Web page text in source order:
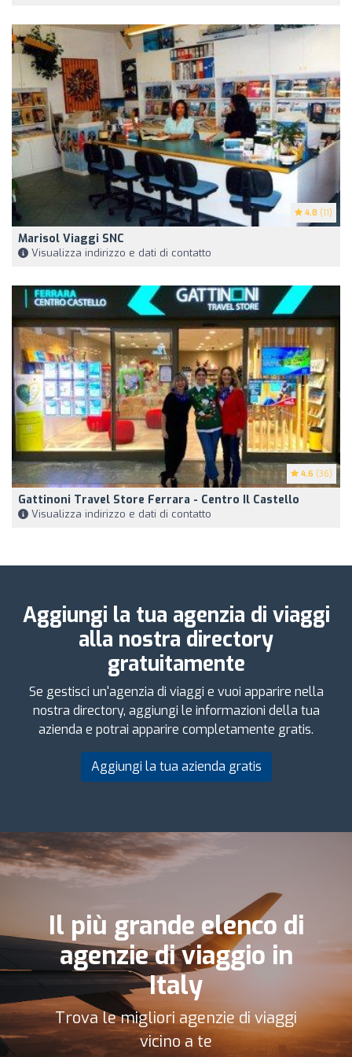
4.8 (11)
Marisol Viaggi SNC
Visualizza indirizzo e dati di contatto
4.6 (36)
Gattinoni Travel Store Ferrara - Centro Il Castello
Visualizza indirizzo e dati di contatto
Aggiungi la tua agenzia di viaggi
alla nostra directory
gratuitamente
Se gestisci un'agenzia di viaggi e vuoi apparire nella
nostra directory, aggiungi le informazioni della tua
azienda e potrai apparire completamente gratis.
Aggiungi la tua azienda gratis
Il più grande elenco di
agenzie di viaggio in
Italy
Trova le migliori agenzie di viaggi
vicino a te